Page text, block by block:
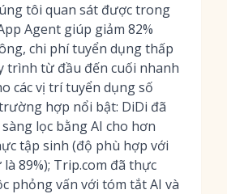
tôi quan sát được trong
Agent giúp giảm 82%
chi phí tuyển dụng thấp
trình từ đầu đến cuối nhanh
các vị trí tuyển dụng số
hợp nổi bật: DiDi đã
lọc bằng AI cho hơn
tập sinh (độ phù hợp với
89%); Trip.com đã thực
phỏng vấn với tóm tắt AI và